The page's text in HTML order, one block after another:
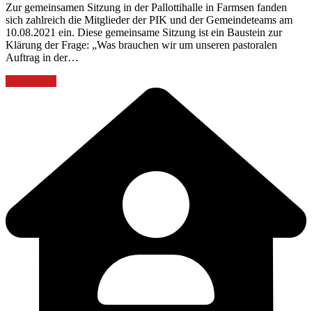
Zur gemeinsamen Sitzung in der Pallottihalle in Farmsen fanden
sich zahlreich die Mitglieder der PIK und der Gemeindeteams am
10.08.2021 ein. Diese gemeinsame Sitzung ist ein Baustein zur
Klärung der Frage: „Was brauchen wir um unseren pastoralen
Auftrag in der…